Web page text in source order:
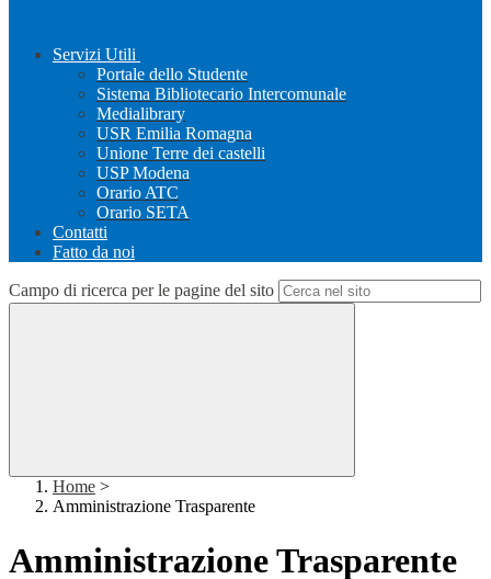
Servizi Utili
Portale dello Studente
Sistema Bibliotecario Intercomunale
Medialibrary
USR Emilia Romagna
Unione Terre dei castelli
USP Modena
Orario ATC
Orario SETA
Contatti
Fatto da noi
Campo di ricerca per le pagine del sito
Home >
Amministrazione Trasparente
Amministrazione Trasparente